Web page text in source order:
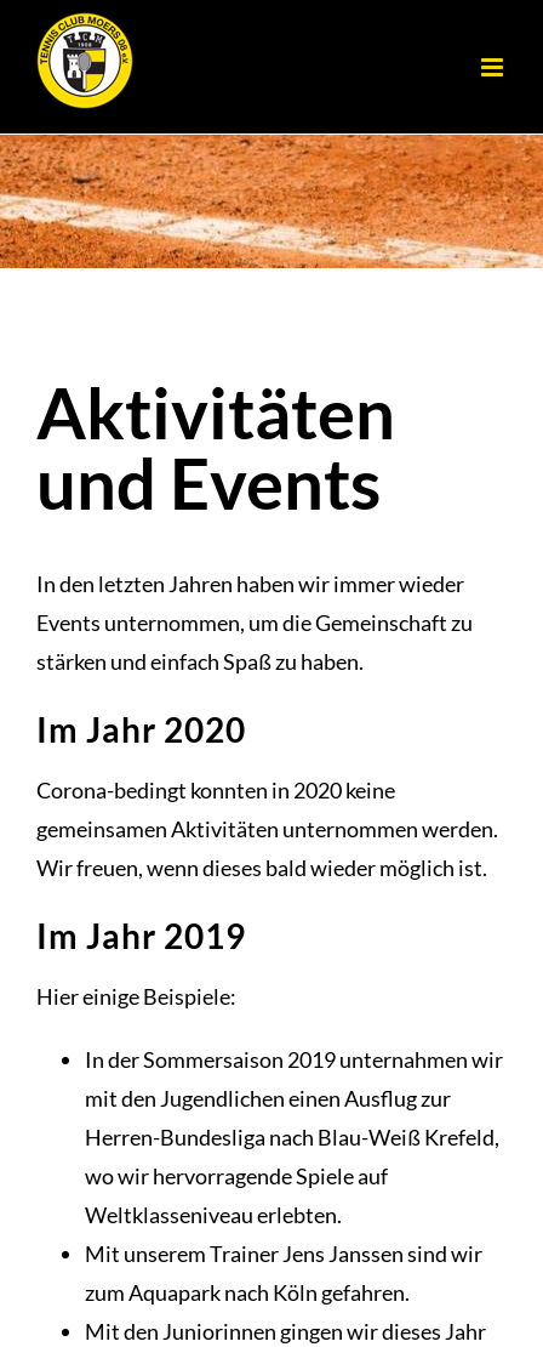
Inhalt
springen
Aktivitäten
und Events
In den letzten Jahren haben wir immer wieder
Events unternommen, um die Gemeinschaft zu
stärken und einfach Spaß zu haben.
Im Jahr 2020
Corona-bedingt konnten in 2020 keine
gemeinsamen Aktivitäten unternommen werden.
Wir freuen, wenn dieses bald wieder möglich ist.
Im Jahr 2019
Hier einige Beispiele:
In der Sommersaison 2019 unternahmen wir
mit den Jugendlichen einen Ausflug zur
Herren-Bundesliga nach Blau-Weiß Krefeld,
wo wir hervorragende Spiele auf
Weltklasseniveau erlebten.
Mit unserem Trainer Jens Janssen sind wir
zum Aquapark nach Köln gefahren.
Mit den Juniorinnen gingen wir dieses Jahr